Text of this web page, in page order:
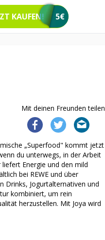
KAUFEN! 5€
Mit deinen Freunden teilen
„Superfood" kommt jetzt
du unterwegs, in der Arbeit
Energie und den mild
bei REWE und über
Drinks, Jogurtalternativen und
kombiniert, um rein
herzustellen. Mit Joya wird